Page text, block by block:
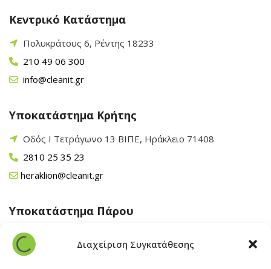
Διαχείριση Συγκατάθεσης
Κεντρικό Κατάστημα
Πολυκράτους 6, Ρέντης 18233
210 49 06 300
info@cleanit.gr
Υποκατάστημα Κρήτης
Οδός Ι Τετράγωνο 13 ΒΙΠΕ, Ηράκλειο 71408
2810 25 35 23
heraklion@cleanit.gr
Υποκατάστημα Πάρου
Άγιος Βλάσης Αρχίλοχος, Πάρος 84400
22840 43 163